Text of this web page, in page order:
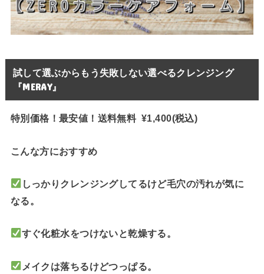
試して選ぶからもう失敗しない選べるクレンジング
『MERAY』
特別価格！最安値！送料無料 ¥1,400(税込)
こんな方におすすめ
しっかりクレンジングしてるけど毛穴の汚れが気に
なる。
すぐ化粧水をつけないと乾燥する。
メイクは落ちるけどつっぱる。